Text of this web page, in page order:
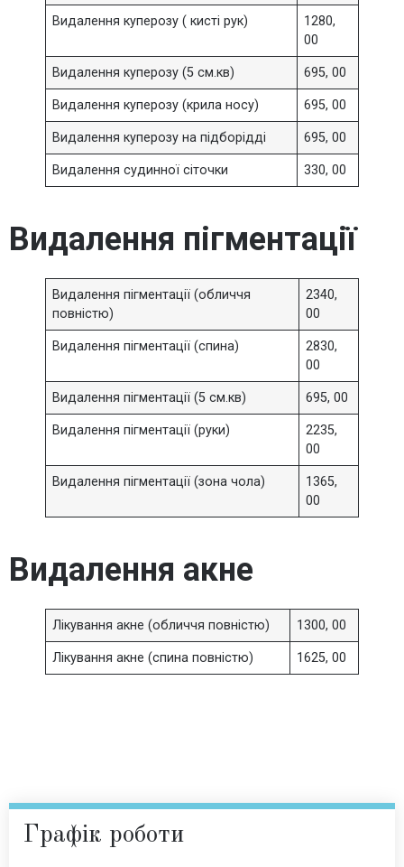
Видалення куперозу ( кисті рук)
1280,
00
Видалення куперозу (5 см.кв) 695, 00
Видалення куперозу (крила носу) 695, 00
Видалення куперозу на підборідді 695, 00
Видалення судинної сіточки 330, 00
Видалення пігментації
Видалення пігментації (обличчя
повністю)
2340,
00
Видалення пігментації (спина)
2830,
00
Видалення пігментації (5 см.кв) 695, 00
Видалення пігментації (руки)
2235,
00
Видалення пігментації (зона чола)
1365,
00
Видалення акне
Лікування акне (обличчя повністю) 1300, 00
Лікування акне (спина повністю) 1625, 00
Графік роботи